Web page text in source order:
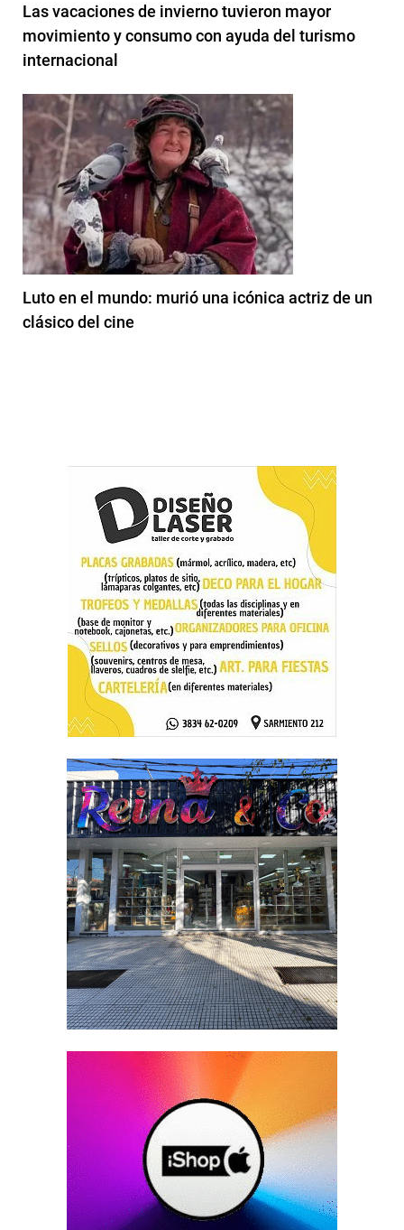
Las vacaciones de invierno tuvieron mayor
movimiento y consumo con ayuda del turismo
internacional
Luto en el mundo: murió una icónica actriz de un
clásico del cine